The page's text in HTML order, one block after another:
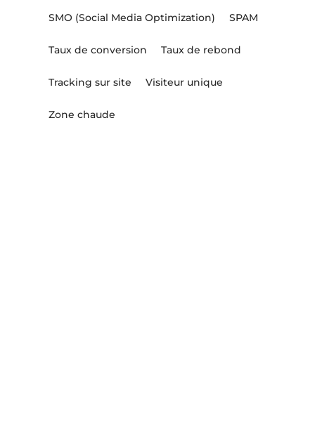
SMO (Social Media Optimization) SPAM
Taux de conversion Taux de rebond
Tracking sur site Visiteur unique
Zone chaude